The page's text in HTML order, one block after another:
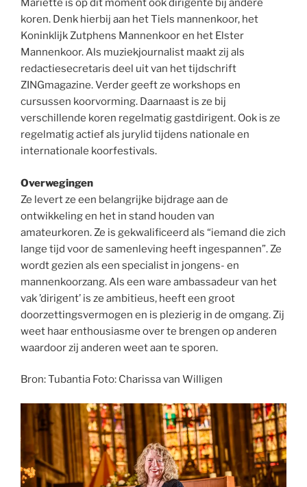
Mariette is op dit moment ook dirigente bij andere
koren. Denk hierbij aan het Tiels mannenkoor, het
Koninklijk Zutphens Mannenkoor en het Elster
Mannenkoor. Als muziekjournalist maakt zij als
redactiesecretaris deel uit van het tijdschrift
ZINGmagazine. Verder geeft ze workshops en
cursussen koorvorming. Daarnaast is ze bij
verschillende koren regelmatig gastdirigent. Ook is ze
regelmatig actief als jurylid tijdens nationale en
internationale koorfestivals.
Overwegingen
Ze levert ze een belangrijke bijdrage aan de
ontwikkeling en het in stand houden van
amateurkoren. Ze is gekwalificeerd als “iemand die zich
lange tijd voor de samenleving heeft ingespannen”. Ze
wordt gezien als een specialist in jongens- en
mannenkoorzang. Als een ware ambassadeur van het
vak ’dirigent’ is ze ambitieus, heeft een groot
doorzettingsvermogen en is plezierig in de omgang. Zij
weet haar enthousiasme over te brengen op anderen
waardoor zij anderen weet aan te sporen.
Bron: Tubantia Foto: Charissa van Willigen